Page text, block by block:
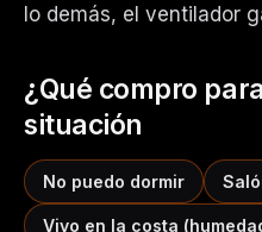
lo demás, el ventilador
¿Qué compro para
situación
No puedo dormir
Vivo en la costa